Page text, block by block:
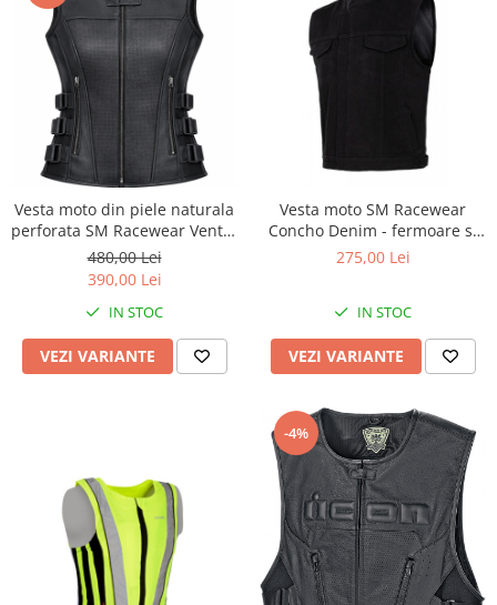
Vesta moto din piele naturala
perforata SM Racewear Venti -
Femei - Urban - Reglaje Velcro
si fermoare metalice - Negru
480,00 Lei
390,00 Lei
IN STOC
VEZI VARIANTE
Vesta moto SM Racewear
Concho Denim - fermoare si
capse metalice
275,00 Lei
IN STOC
VEZI VARIANTE
-4%